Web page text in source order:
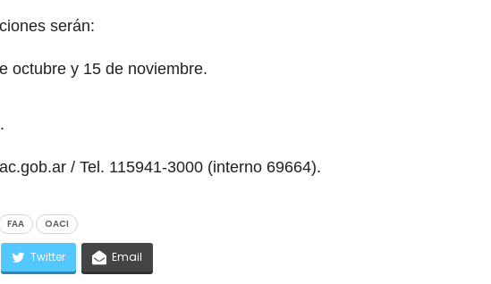
serán:
octubre y 15 de noviembre.
/ Tel. 115941-3000 (interno 69664).
FAA OACI
Twitter Email